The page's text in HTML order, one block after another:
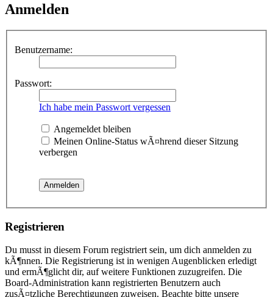
Anmelden
Benutzername:
Passwort:
Ich habe mein Passwort vergessen
Angemeldet bleiben
Meinen Online-Status wÃ¤hrend dieser Sitzung
verbergen
Registrieren
Du musst in diesem Forum registriert sein, um dich anmelden zu
kÃ¶nnen. Die Registrierung ist in wenigen Augenblicken erledigt
und ermÃ¶glicht dir, auf weitere Funktionen zuzugreifen. Die
Board-Administration kann registrierten Benutzern auch
zusÃ¤tzliche Berechtigungen zuweisen. Beachte bitte unsere